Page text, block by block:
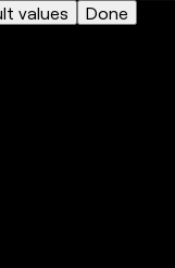
values
Done